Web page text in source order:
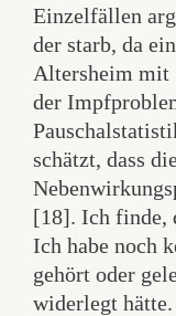
Einzelfällen
der starb, da
Altersheim mit
der
schätzt, dass
[18]. Ich finde,
Ich habe noch
gehört oder
widerlegt hätte.